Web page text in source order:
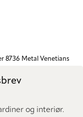
8736 Metal Venetians
og interiør.